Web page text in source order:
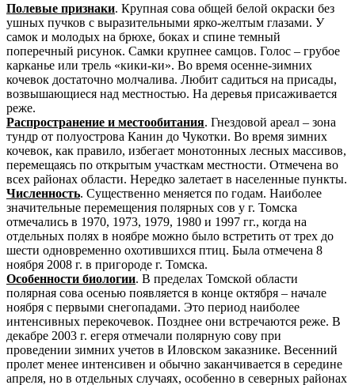
Полевые признаки. Крупная сова общей белой окраски без
ушных пучков с выразительными ярко-желтым глазами. У
самок и молодых на брюхе, боках и спине темный
поперечный рисунок. Самки крупнее самцов. Голос – грубое
карканье или трель «кики-ки». Во время осенне-зимних
кочевок достаточно молчалива. Любит садиться на присады,
возвышающиеся над местностью. На деревья присаживается
реже.
Распространение и местообитания. Гнездовой ареал – зона
тундр от полуострова Канин до Чукотки. Во время зимних
кочевок, как правило, избегает монотонных лесных массивов,
перемещаясь по открытым участкам местности. Отмечена во
всех районах области. Нередко залетает в населенные пункты.
Численность. Существенно меняется по годам. Наиболее
значительные перемещения полярных сов у г. Томска
отмечались в 1970, 1973, 1979, 1980 и 1997 гг., когда на
отдельных полях в ноябре можно было встретить от трех до
шести одновременно охотившихся птиц. Была отмечена 8
ноября 2008 г. в пригороде г. Томска.
Особенности биологии. В пределах Томской области
полярная сова осенью появляется в конце октября – начале
ноября с первыми снегопадами. Это период наиболее
интенсивных перекочевок. Позднее они встречаются реже. В
декабре 2003 г. егеря отмечали полярную сову при
проведении зимних учетов в Иловском заказнике. Весенний
пролет менее интенсивен и обычно заканчивается в середине
апреля, но в отдельных случаях, особенно в северных районах